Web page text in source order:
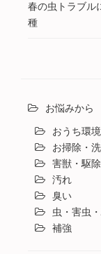
春の虫トラブル
種
お悩みから
おうち環境
お掃除・
害獣・駆除
汚れ
臭い
虫・害虫
補強